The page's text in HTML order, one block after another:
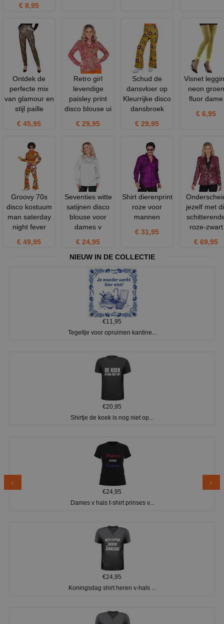
€ 8,95
Ontdek de
perfecte mix
van glamour en
stijl paille
€ 45,95
Retro girl
levendige
paisley print
disco blouse ui
€ 29,95
Schud de
dansvloer op
Kleurrijke disco
dansbroek
€ 29,95
Visnet
neon groen
fluor dame
€ 6,95
Groovy 70s
disco kostuum
man saterday
night fever
€ 49,95
Seventies witte
satijnen disco
blouse voor
dames v
€ 24,95
Shirt dierenprint
roze voor
mannen
€ 31,95
jezelf met
roze-zwart
€ 69,95
NIEUW IN DE COLLECTIE
€11,95
Tegeltje voor opruimen kantine...
€20,95
Shirtje de koek is nog niet op...
€24,95
Dames v hals t-shirt prinses v...
€24,95
Koningsdag shirt heren v-hals ...